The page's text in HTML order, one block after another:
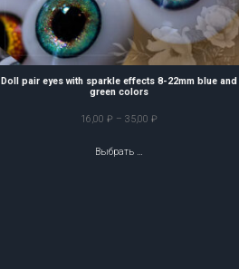
Doll pair eyes with sparkle effects 8-22mm blue and
green colors
16,00 ₽ – 35,00 ₽Диапазон
Выбрать …